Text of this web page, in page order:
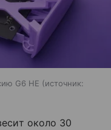
G6 HE
источник:
около 30